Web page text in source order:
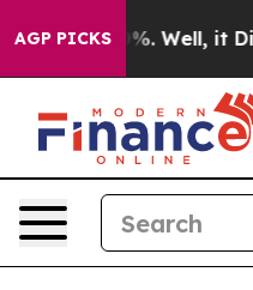
AGP PICKS
40%. Well, it Didn’t